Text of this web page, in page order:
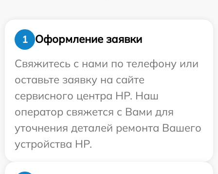
1
Оформление заявки
Свяжитесь с нами по телефону или
оставьте заявку на сайте
сервисного центра HP. Наш
оператор свяжется с Вами для
уточнения деталей ремонта Вашего
устройства HP.